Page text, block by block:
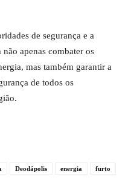
de segurança e a
apenas combater os
mas também garantir a
de todos os
Deodápolis energia
furto